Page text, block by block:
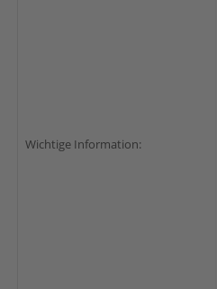
Wichtige Information: